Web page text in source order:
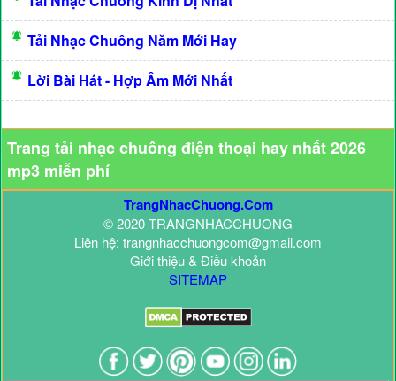
Tải Nhạc Chuông Năm Mới Hay
Lời Bài Hát - Hợp Âm Mới Nhất
Trang tải nhạc chuông điện thoại hay nhất 2026
mp3 miễn phí
TrangNhacChuong.Com
© 2020 TRANGNHACCHUONG
Liên hệ: trangnhacchuongcom@gmail.com
Giới thiệu & Điều khoản
SITEMAP